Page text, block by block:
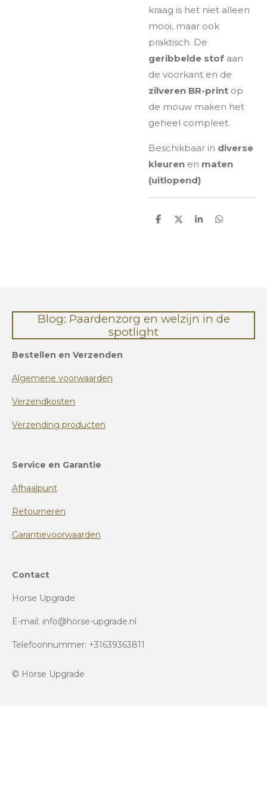
kraag is het niet alleen
mooi, maar ook
praktisch. De
geribbelde stof aan
de voorkant en de
zilveren BR-print op
de mouw maken het
geheel compleet.
Beschikbaar in diverse
kleuren en maten
(uitlopend)
D
D
S
D
Blog: Paardenzorg en welzijn in de
spotlight
Bestellen en Verzenden
Algemene voorwaarden
Verzendkosten
Verzending producten
Service en Garantie
Afhaalpunt
Retourneren
Garantievoorwaarden
Contact
Horse Upgrade
E-mail: info@horse-upgrade.nl
Telefoonnummer: +31639363811
© Horse Upgrade